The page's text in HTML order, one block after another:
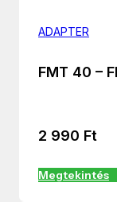
ADAPTER
FMT 40 –
2 990 Ft
Megtekintés